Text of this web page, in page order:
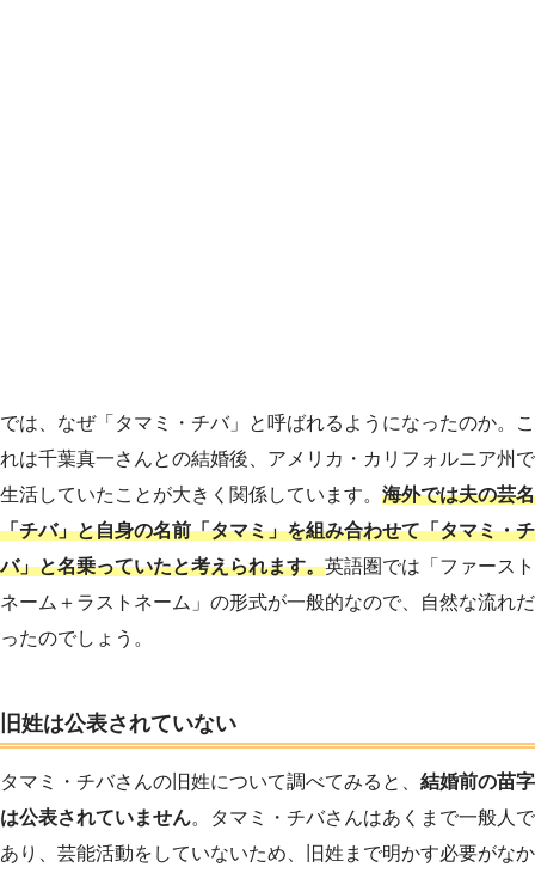
では、なぜ「タマミ・チバ」と呼ばれるようになったのか。こ
れは千葉真一さんとの結婚後、アメリカ・カリフォルニア州で
生活していたことが大きく関係しています。 海外では夫の芸名
「チバ」と自身の名前「タマミ」を組み合わせて「タマミ・チ
バ」と名乗っていたと考えられます。英語圏では「ファースト
ネーム＋ラストネーム」の形式が一般的なので、自然な流れだ
ったのでしょう。
旧姓は公表されていない
タマミ・チバさんの旧姓について調べてみると、 結婚前の苗字
は公表されていません。タマミ・チバさんはあくまで一般人で
あり、芸能活動をしていないため、旧姓まで明かす必要がなか